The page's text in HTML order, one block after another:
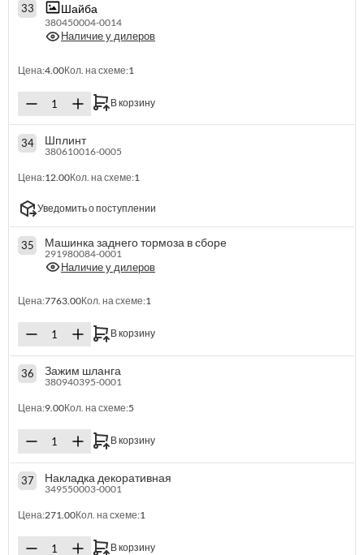
33 Шайба
380450004-0014
Наличие у дилеров
Цена:4.00Кол. на схеме:1
В корзину
34 Шплинт
380610016-0005
Цена:12.00Кол. на схеме:1
Уведомить о поступлении
35 Машинка заднего тормоза в сборе
291980084-0001
Наличие у дилеров
Цена:7763.00Кол. на схеме:1
В корзину
36 Зажим шланга
380940395-0001
Цена:9.00Кол. на схеме:5
В корзину
37 Накладка декоративная
349550003-0001
Цена:271.00Кол. на схеме:1
В корзину